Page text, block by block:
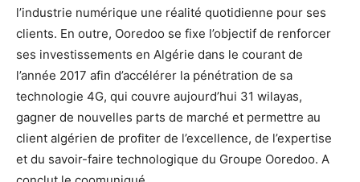
l’industrie numérique une réalité quotidienne pour ses
clients. En outre, Ooredoo se fixe l’objectif de renforcer
ses investissements en Algérie dans le courant de
l’année 2017 afin d’accélérer la pénétration de sa
technologie 4G, qui couvre aujourd’hui 31 wilayas,
gagner de nouvelles parts de marché et permettre au
client algérien de profiter de l’excellence, de l’expertise
et du savoir-faire technologique du Groupe Ooredoo. A